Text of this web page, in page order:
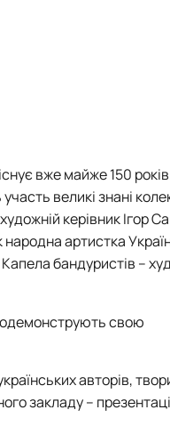
вже майже 150
великі знані
керівник Ігор
артистка
бандуристів –
свою
авторів,
закладу –